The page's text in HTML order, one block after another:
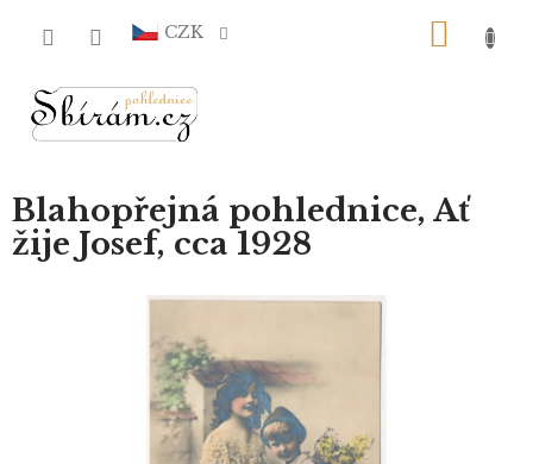
CZK
Blahopřejná pohlednice, Ať
žije Josef, cca 1928